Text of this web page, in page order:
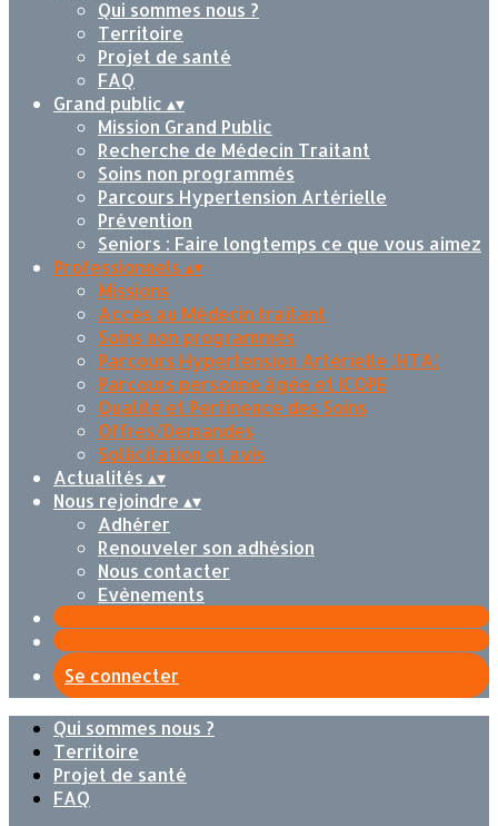
Qui sommes nous ?
Territoire
Projet de santé
FAQ
Grand public ▴▾
Mission Grand Public
Recherche de Médecin Traitant
Soins non programmés
Parcours Hypertension Artérielle
Prévention
Seniors : Faire longtemps ce que vous aimez
Professionnels ▴▾
Missions
Accès au Médecin traitant
Soins non programmés
Parcours Hypertension Artérielle (HTA)
Parcours personne âgée et ICOPE
Qualité et Pertinence des Soins
Offres/Demandes
Sollicitation et avis
Actualités ▴▾
Nous rejoindre ▴▾
Adhérer
Renouveler son adhésion
Nous contacter
Evènements
Se connecter
Qui sommes nous ?
Territoire
Projet de santé
FAQ